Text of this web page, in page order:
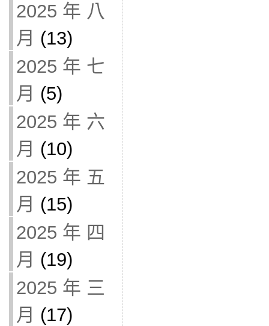
2025 年 八
月 (13)
2025 年 七
月 (5)
2025 年 六
月 (10)
2025 年 五
月 (15)
2025 年 四
月 (19)
2025 年 三
月 (17)